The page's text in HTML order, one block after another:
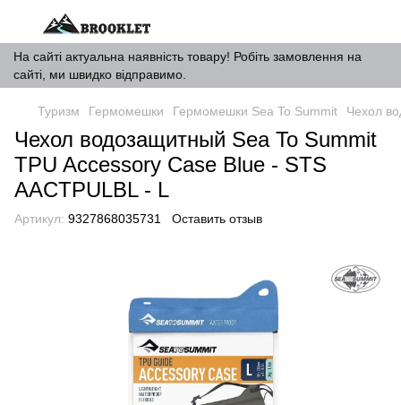
На сайті актуальна наявність товару! Робіть замовлення на
сайті, ми швидко відправимо.
Туризм Гермомешки Гермомешки Sea To Summit Чехол
Чехол водозащитный Sea To Summit
TPU Accessory Case Blue - STS
AACTPULBL - L
Артикул: 9327868035731 Оставить отзыв